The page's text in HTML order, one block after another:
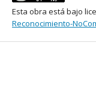
Esta obra está bajo
Reconocimiento-